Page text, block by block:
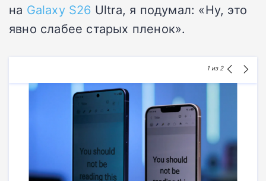
на Galaxy S26 Ultra, я подумал: «Ну, это
явно слабее старых пленок».
1 из 2